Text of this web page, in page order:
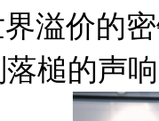
溢价的
槌的声